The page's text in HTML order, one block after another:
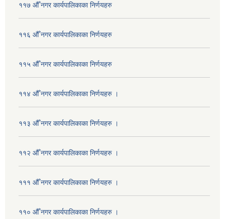
११७ औँ नगर कार्यपालिकाका निर्णयहरु
११६ औँ नगर कार्यपालिकाका निर्णयहरु
११५ औँ नगर कार्यपालिकाका निर्णयहरु
११४ औँ नगर कार्यपालिकाका निर्णयहरु ।
११३ औँ नगर कार्यपालिकाका निर्णयहरु ।
११२ औँ नगर कार्यपालिकाका निर्णयहरु ।
१११ औँ नगर कार्यपालिकाका निर्णयहरु ।
११० औँ नगर कार्यपालिकाका निर्णयहरु ।